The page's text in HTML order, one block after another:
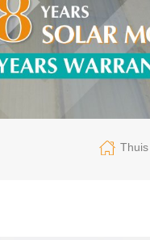
Thuis